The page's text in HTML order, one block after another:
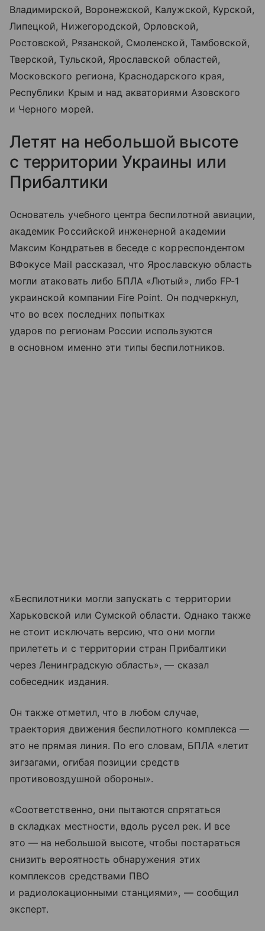
Владимирской, Воронежской, Калужской, Курской,
Липецкой, Нижегородской, Орловской,
Ростовской, Рязанской, Смоленской, Тамбовской,
Тверской, Тульской, Ярославской областей,
Московского региона, Краснодарского края,
Республики Крым и над акваториями Азовского
и Черного морей.
Летят на небольшой высоте
с территории Украины или
Прибалтики
Основатель учебного центра беспилотной авиации,
академик Российской инженерной академии
Максим Кондратьев в беседе с корреспондентом
ВФокусе Mail рассказал, что Ярославскую область
могли атаковать либо БПЛА «Лютый», либо FP-1
украинской компании Fire Point. Он подчеркнул,
что во всех последних попытках
ударов по регионам России используются
в основном именно эти типы беспилотников.
«Беспилотники могли запускать с территории
Харьковской или Сумской области. Однако также
не стоит исключать версию, что они могли
прилететь и с территории стран Прибалтики
через Ленинградскую область», — сказал
собеседник издания.
Он также отметил, что в любом случае,
траектория движения беспилотного комплекса —
это не прямая линия. По его словам, БПЛА «летит
зигзагами, огибая позиции средств
противовоздушной обороны».
«Соответственно, они пытаются спрятаться
в складках местности, вдоль русел рек. И все
это — на небольшой высоте, чтобы постараться
снизить вероятность обнаружения этих
комплексов средствами ПВО
и радиолокационными станциями», — сообщил
эксперт.